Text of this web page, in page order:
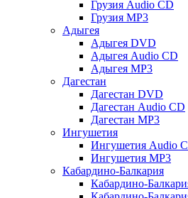
Грузия Audio CD
Грузия MP3
Адыгея
Адыгея DVD
Адыгея Audio CD
Адыгея MP3
Дагестан
Дагестан DVD
Дагестан Audio CD
Дагестан MP3
Ингушетия
Ингушетия Audio
Ингушетия MP3
Кабардино-Балкария
Кабардино-